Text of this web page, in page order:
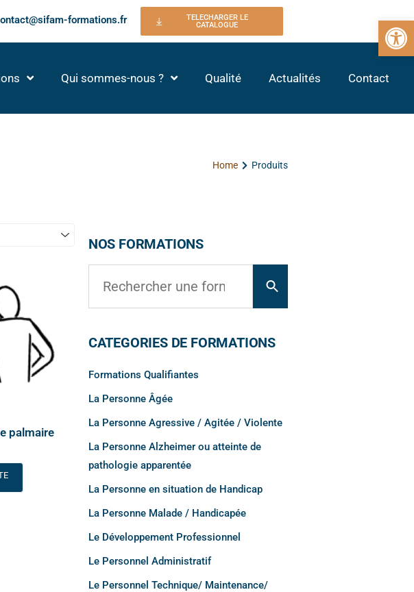
Ouvrir
formations.fr
TELECHARGER LE
CATALOGUE
Qui sommes-nous ? Qualité Actualités Contact
Home Produits
palmaire
NOS FORMATIONS
CATEGORIES DE FORMATIONS
Formations Qualifiantes
La Personne Âgée
La Personne Agressive / Agitée / Violente
La Personne Alzheimer ou atteinte de
pathologie apparentée
La Personne en situation de Handicap
La Personne Malade / Handicapée
Le Développement Professionnel
Le Personnel Administratif
Le Personnel Technique/ Maintenance/